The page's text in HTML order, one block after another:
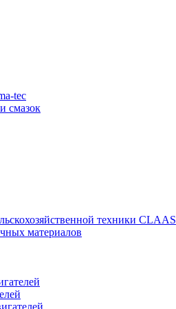
tec
смазок
техники CLAAS
материалов